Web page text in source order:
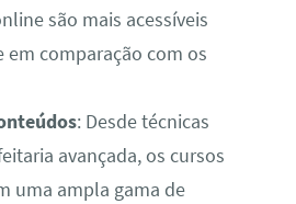
são mais acessíveis
em comparação com os
: Desde técnicas
avançada, os cursos
uma ampla gama de